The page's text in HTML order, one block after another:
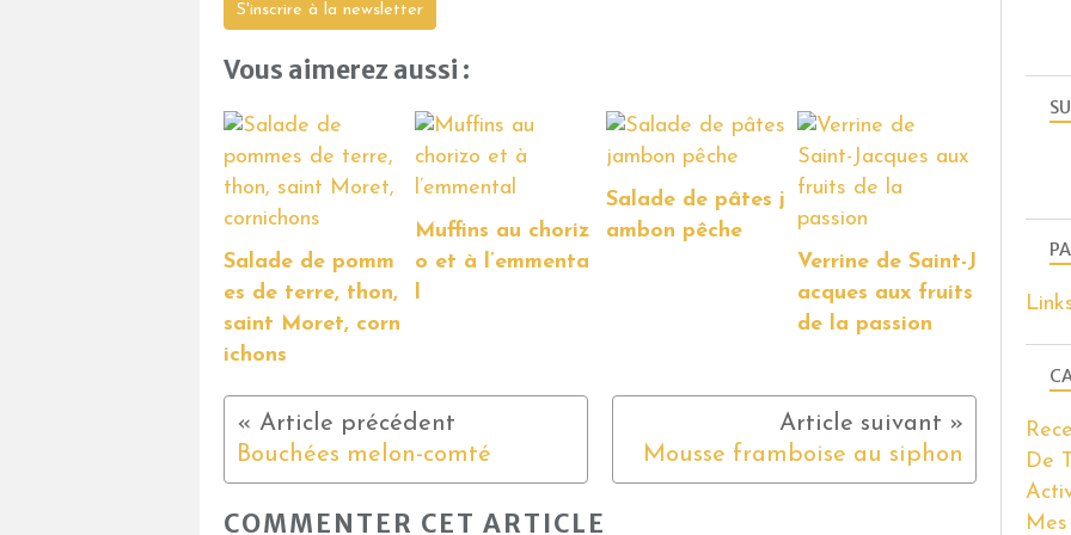
S'inscrire à la newsletter
Vous aimerez aussi :
Salade de pomm
es de terre, thon,
saint Moret, corn
ichons
Muffins au choriz
o et à l’emmenta
l
Salade de pâtes j
ambon pêche
Verrine de Saint-J
acques aux fruits
de la passion
Bouchées melon-comté Mousse framboise au siphon
COMMENTER CET ARTICLE
De